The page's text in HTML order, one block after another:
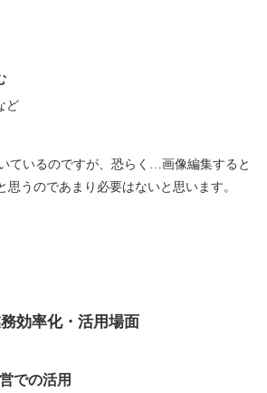
ど
ているのですが、恐らく…画像編集すると
思うのであまり必要はないと思います。
効率化・活用場面
での活用